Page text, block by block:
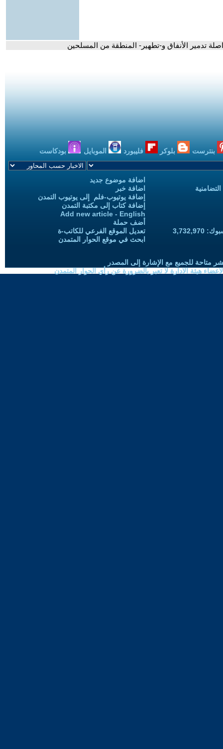
بنترست بلوكر فليبورد الموبايل بودكاست
اضافة موضوع جديد
اضافة خبر
إضافة يوتيوب-فلم إلى يوتيوب التمدن
إضافة كتاب إلى مكتبة التمدن
Add new article - English
أضف حملة
تعديل الموقع الفرعي للكاتب-ة
ابحث في موقع الحوار المتمدن
متاحة للجميع مع الإشارة إلى المصدر
هيئة الادارة لا تعبر بالضرورة عن رأي الحوار المتمدن